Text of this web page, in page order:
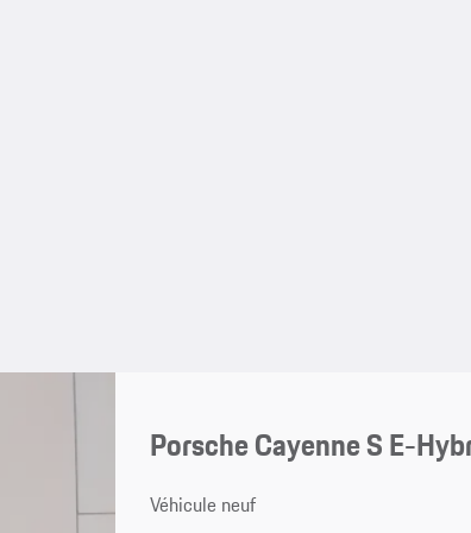
Porsche Cayenne S E-
Véhicule neuf